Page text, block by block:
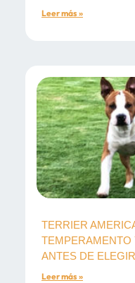
Leer más »
TERRIER
TEMPERAMENTO
ANTES DE
Leer más »